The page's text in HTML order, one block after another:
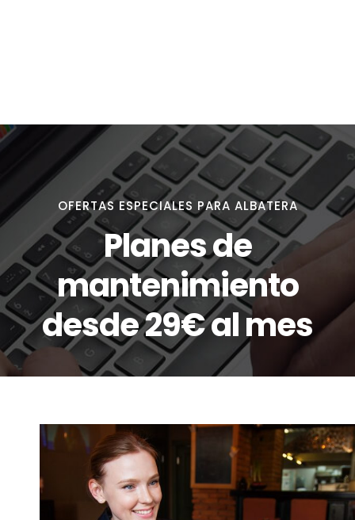
OFERTAS ESPECIALES PARA ALBATERA
Planes de
mantenimiento
desde 29€ al mes